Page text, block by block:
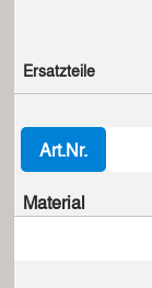
Ersatzteile
Art.Nr.
Material